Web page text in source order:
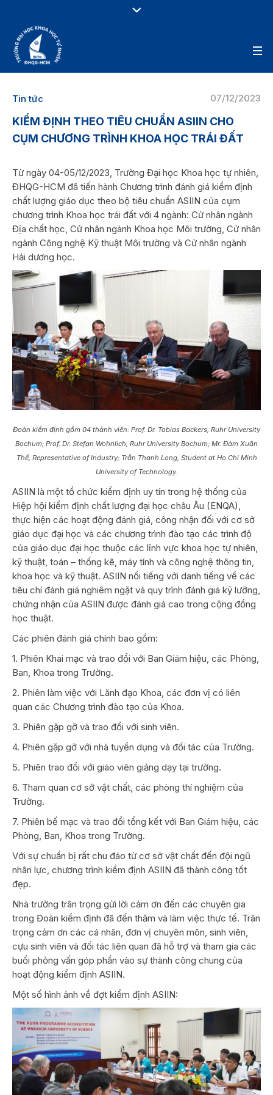
07/12/2023
Tin tức
KIỂM ĐỊNH THEO TIÊU CHUẨN ASIIN CHO
CỤM CHƯƠNG TRÌNH KHOA HỌC TRÁI ĐẤT
Từ ngày 04-05/12/2023, Trường Đại học Khoa học tự nhiên,
ĐHQG-HCM đã tiến hành Chương trình đánh giá kiểm định
chất lượng giáo dục theo bộ tiêu chuẩn ASIIN của cụm
chương trình Khoa học trái đất với 4 ngành: Cử nhân ngành
Địa chất học, Cử nhân ngành Khoa học Môi trường, Cử nhân
ngành Công nghệ Kỹ thuật Môi trường và Cử nhân ngành
Hải dương học.
Đoàn kiểm định gồm 04 thành viên: Prof. Dr. Tobias Backers, Ruhr University
Bochum; Prof. Dr. Stefan Wohnlich, Ruhr University Bochum; Mr. Đàm Xuân
Thế, Representative of Industry; Trần Thanh Long, Student at Ho Chi Minh
University of Technology.
ASIIN là một tổ chức kiểm định uy tín trong hệ thống của
Hiệp hội kiểm định chất lượng đại học châu Âu (ENQA),
thực hiện các hoạt động đánh giá, công nhận đối với cơ sở
giáo dục đại học và các chương trình đào tạo các trình độ
của giáo dục đại học thuộc các lĩnh vực khoa học tự nhiên,
kỹ thuật, toán – thống kê, máy tính và công nghệ thông tin,
khoa học và kỹ thuật. ASIIN nổi tiếng với danh tiếng về các
tiêu chí đánh giá nghiêm ngặt và quy trình đánh giá kỹ lưỡng,
chứng nhận của ASIIN được đánh giá cao trong cộng đồng
học thuật.
Các phiên đánh giá chính bao gồm:
1. Phiên Khai mạc và trao đổi với Ban Giám hiệu, các Phòng,
Ban, Khoa trong Trường.
2. Phiên làm việc với Lãnh đạo Khoa, các đơn vị có liên
quan các Chương trình đào tạo của Khoa.
3. Phiên gặp gỡ và trao đổi với sinh viên.
4. Phiên gặp gỡ với nhà tuyển dụng và đối tác của Trường.
5. Phiên trao đổi với giáo viên giảng dạy tại trường.
6. Tham quan cơ sở vật chất, các phòng thí nghiệm của
Trường.
7. Phiên bế mạc và trao đổi tổng kết với Ban Giám hiệu, các
Phòng, Ban, Khoa trong Trường.
Với sự chuẩn bị rất chu đáo từ cơ sở vật chất đến đội ngũ
nhân lực, chương trình kiểm định ASIIN đã thành công tốt
đẹp.
Nhà trường trân trọng gửi lời cảm ơn đến các chuyên gia
trong Đoàn kiểm định đã đến thăm và làm việc thực tế. Trân
trọng cảm ơn các cá nhân, đơn vị chuyên môn, sinh viên,
cựu sinh viên và đối tác liên quan đã hỗ trợ và tham gia các
buổi phỏng vấn góp phần vào sự thành công chung của
hoạt động kiểm định ASIIN.
Một số hình ảnh về đợt kiểm định ASIIN: